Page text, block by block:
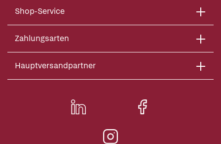
Shop-Service
Zahlungsarten
Hauptversandpartner